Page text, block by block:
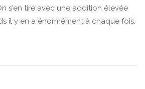
s'en tire avec une addition élevée
il y en a énormément à chaque fois.